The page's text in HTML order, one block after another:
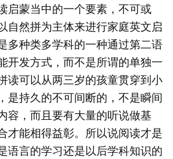
启蒙当中的一个要素，不可或
自然拼为主体来进行家庭英文启
多种类多学科的一种通过第二语
开发方式，而不是所谓的单独一
读可以从两三岁的孩童贯穿到小
是持久的不可间断的，不是瞬间
容，而且要有大量的听说做基
才能相得益彰。所以说阅读才是
语言的学习还是以后学科知识的